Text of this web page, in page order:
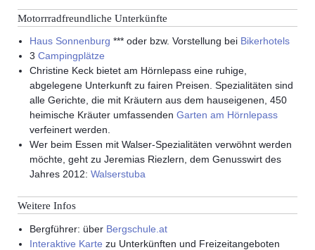
Motorrradfreundliche Unterkünfte
Haus Sonnenburg*** oder bzw. Vorstellung bei Bikerhotels
3Campingplätze
Christine Keck bietet am Hörnlepass eine ruhige,
abgelegene Unterkunft zu fairen Preisen. Spezialitäten sind
alle Gerichte, die mit Kräutern aus dem hauseigenen, 450
heimische Kräuter umfassendenGarten am Hörnlepass
verfeinert werden.
Wer beim Essen mit Walser-Spezialitäten verwöhnt werden
möchte, geht zu Jeremias Riezlern, dem Genusswirt des
Jahres 2012:Walserstuba
Weitere Infos
Bergführer: über Bergschule.at
Interaktive Karte zu Unterkünften und Freizeitangeboten